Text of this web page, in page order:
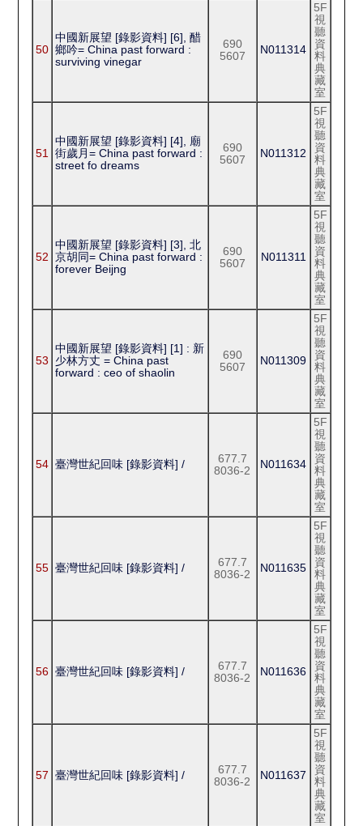
50
中國新展望 [錄影資料] [6], 醋
鄉吟= China past forward :
surviving vinegar
690
5607
N011314
5F
視
聽
資
料
典
藏
室
51
中國新展望 [錄影資料] [4], 廟
街歲月= China past forward :
street fo dreams
690
5607
N011312
5F
視
聽
資
料
典
藏
室
52
中國新展望 [錄影資料] [3], 北
京胡同= China past forward :
forever Beijng
690
5607
N011311
5F
視
聽
資
料
典
藏
室
53
中國新展望 [錄影資料] [1] : 新
少林方丈 = China past
forward : ceo of shaolin
690
5607
N011309
5F
視
聽
資
料
典
藏
室
54 臺灣世紀回味 [錄影資料] /
677.7
8036-2
N011634
5F
視
聽
資
料
典
藏
室
55 臺灣世紀回味 [錄影資料] /
677.7
8036-2
N011635
5F
視
聽
資
料
典
藏
室
56 臺灣世紀回味 [錄影資料] /
677.7
8036-2
N011636
5F
視
聽
資
料
典
藏
室
57 臺灣世紀回味 [錄影資料] /
677.7
8036-2
N011637
5F
視
聽
資
料
典
藏
室